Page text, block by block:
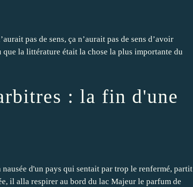
pas de sens, ça n’aurait pas de sens d’avoir
la littérature était la chose la plus importante du
: la fin d'une
d'un pays qui sentait par trop le renfermé, partit
il alla respirer au bord du lac Majeur le parfum de